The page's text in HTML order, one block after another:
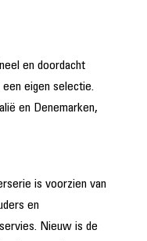
en doordacht
een eigen selectie.
en Denemarken,
is voorzien van
en
Nieuw is de